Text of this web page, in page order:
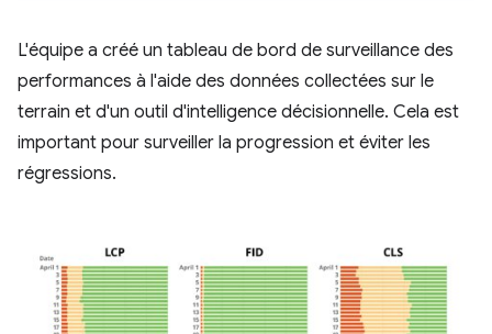
L'équipe a créé un tableau de bord de surveillance des
performances à l'aide des données collectées sur le
terrain et d'un outil d'intelligence décisionnelle. Cela est
important pour surveiller la progression et éviter les
régressions.